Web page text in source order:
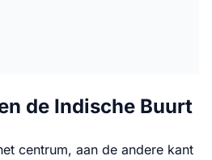
de Indische Buurt
centrum, aan de andere kant